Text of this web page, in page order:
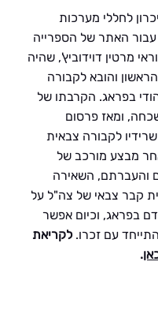
לחללי מערכות
האתר של הספרייה
מרטין דוידוביץ', שהיה
והובא לקבורה
בפראג. הקרבתו של
ומאז פרסום
לקבורה צבאית
מבצע מורכב של
והעברתם, השאירה
קבר צבאי של צה"ל על
בפראג, וכיום אפשר
עם זכרו. לקריאת
.